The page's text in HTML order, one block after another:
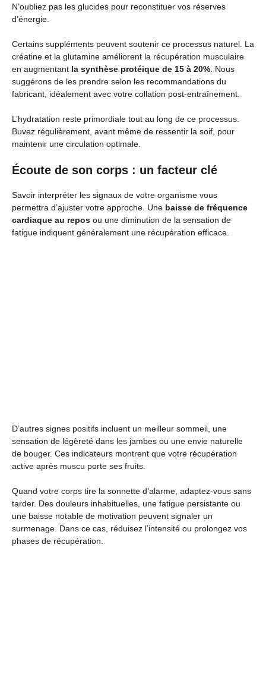
N’oubliez pas les glucides pour reconstituer vos réserves
d’énergie.
Certains suppléments peuvent soutenir ce processus naturel. La
créatine et la glutamine améliorent la récupération musculaire
en augmentant la synthèse protéique de 15 à 20% . Nous
suggérons de les prendre selon les recommandations du
fabricant, idéalement avec votre collation post-entraînement.
L’hydratation reste primordiale tout au long de ce processus.
Buvez régulièrement, avant même de ressentir la soif, pour
maintenir une circulation optimale.
Écoute de son corps : un facteur clé
Savoir interpréter les signaux de votre organisme vous
permettra d’ajuster votre approche. Une baisse de fréquence
cardiaque au repos ou une diminution de la sensation de
fatigue indiquent généralement une récupération efficace.
D’autres signes positifs incluent un meilleur sommeil, une
sensation de légèreté dans les jambes ou une envie naturelle
de bouger. Ces indicateurs montrent que votre récupération
active après muscu porte ses fruits.
Quand votre corps tire la sonnette d’alarme, adaptez-vous sans
tarder. Des douleurs inhabituelles, une fatigue persistante ou
une baisse notable de motivation peuvent signaler un
surmenage. Dans ce cas, réduisez l’intensité ou prolongez vos
phases de récupération.